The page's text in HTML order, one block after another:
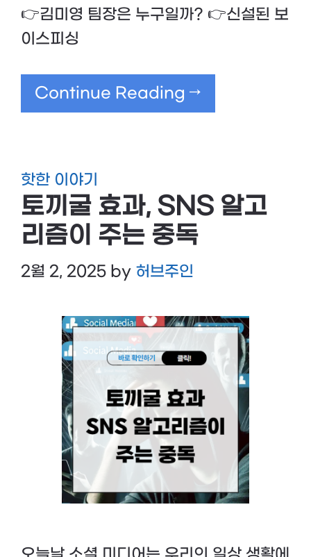
👉김미영 팀장은 누구일까? 👉신설된 보
이스피싱
Continue Reading →
핫한 이야기
토끼굴 효과, SNS 알고
리즘이 주는 중독
2월 2, 2025 by 허브주인